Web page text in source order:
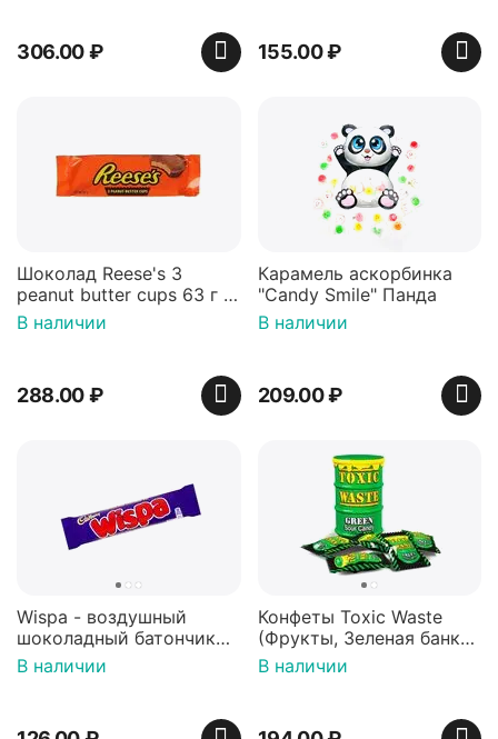
306.00₽ 155.00₽
Шоколад Reese's 3
peanut butter cups 63 г с
арахисовой пастой
В наличии
288.00₽
Карамель аскорбинка
"Candy Smile" Панда
В наличии
209.00₽
Wispa - воздушный
шоколадный батончик
36 гр
В наличии
Конфеты Toxic Waste
(Фрукты, Зеленая банка,
42 гр).
В наличии